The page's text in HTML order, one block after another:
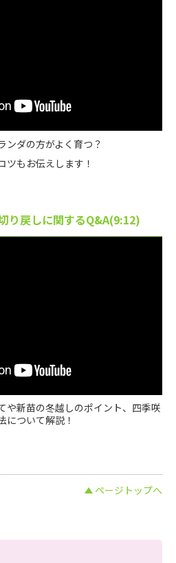
ンダの方がよく育つ？
ツもお伝えします！
り戻しに関するQ&A(9:12)
や新苗の冬越しのポイント、四季咲
について解説！
ページトップへ